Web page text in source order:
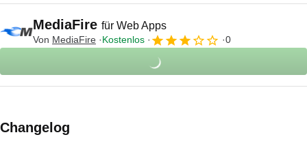
MediaFire für Web Apps
Von MediaFire Kostenlos 0
Changelog